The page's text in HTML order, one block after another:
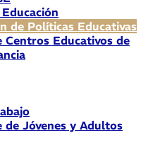
de Políticas Educativas
Centros Educativos de
de Jóvenes y Adultos